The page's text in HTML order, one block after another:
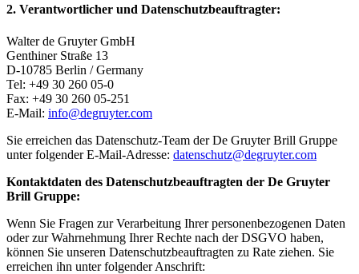
2. Verantwortlicher und Datenschutzbeauftragter:
Walter de Gruyter GmbH
Genthiner Straße 13
D-10785 Berlin / Germany
Tel: +49 30 260 05-0
Fax: +49 30 260 05-251
E-Mail: info@degruyter.com
Sie erreichen das Datenschutz-Team der De Gruyter Brill Gruppe
unter folgender E-Mail-Adresse: datenschutz@degruyter.com
Kontaktdaten des Datenschutzbeauftragten der De Gruyter
Brill Gruppe:
Wenn Sie Fragen zur Verarbeitung Ihrer personenbezogenen Daten
oder zur Wahrnehmung Ihrer Rechte nach der DSGVO haben,
können Sie unseren Datenschutzbeauftragten zu Rate ziehen. Sie
erreichen ihn unter folgender Anschrift: